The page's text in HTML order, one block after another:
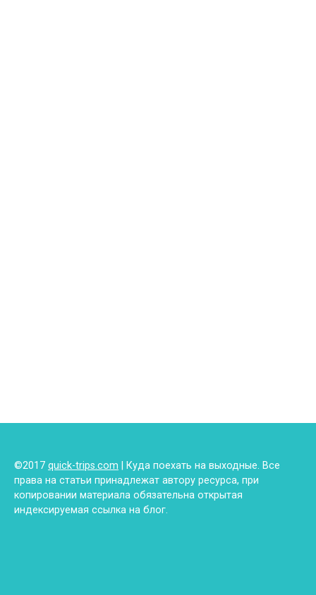
©2017 quick-trips.com | Куда поехать на выходные. Все
права на статьи принадлежат автору ресурса, при
копировании материала обязательна открытая
индексируемая ссылка на блог.